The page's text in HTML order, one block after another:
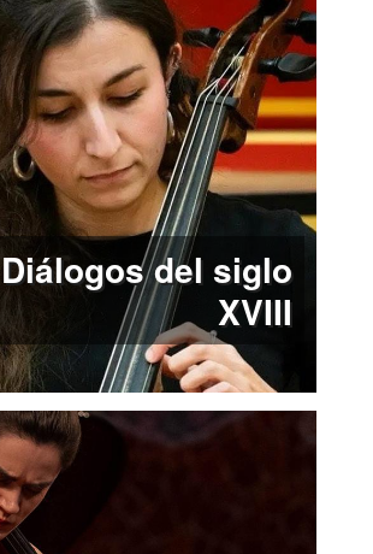
Diálogos del siglo
XVIII